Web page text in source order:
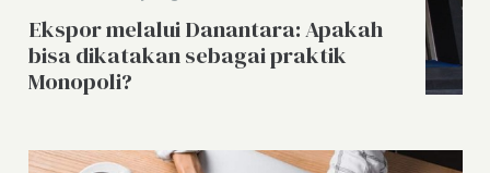
Ekspor melalui Danantara: Apakah
bisa dikatakan sebagai praktik
Monopoli?